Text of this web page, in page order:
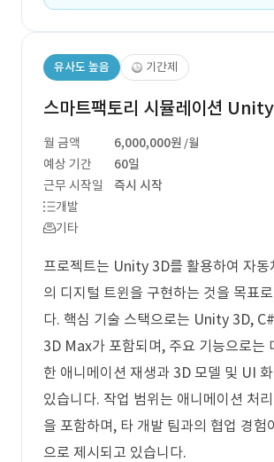
유사도 높음 기간제
스마트팩토리 시뮬레이션
월 금액 6,000,000원 /월
예상 기간
60일
근무 시작일
즉시 시작
개발
기타
프로젝트는 Unity 3D를 활용하여 자동
의 디지털 트윈을 구현하는 것을 목표
다. 핵심 기술 스택으로는 Unity 3D,
3D Max가 포함되며, 주요 기능으로는
한 애니메이션 재생과 3D 모델 및 UI
있습니다. 작업 범위는 애니메이션 처
을 포함하며, 타 개발 팀과의 협업 경험
으로 제시되고 있습니다.